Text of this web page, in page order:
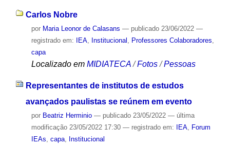
Carlos Nobre
por Maria Leonor de Calasans — publicado23/06/2022 —
registrado em: IEA, Institucional Professores Colaboradores
capa
Localizado em MIDIATECA /Fotos /Pessoas
Representantes de institutos de estudos
avançados paulistas se reúnem em evento
por Beatriz Herminio — publicado23/05/2022 — última
modificação23/05/2022 17:30 — registrado em: IEA, Forum
IEAs, capa, Institucional